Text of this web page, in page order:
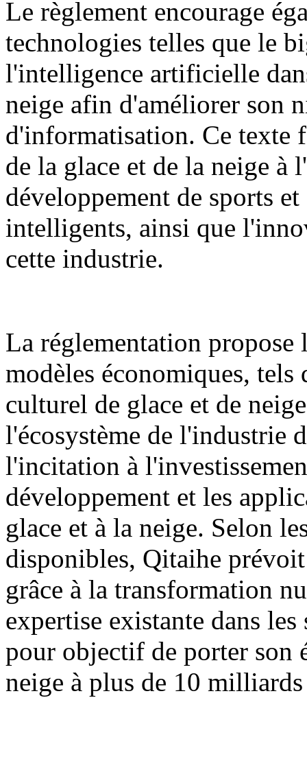
Le règlement encourage
technologies telles que le
l'intelligence artificielle
neige afin d'améliorer son
d'informatisation. Ce texte
de la glace et de la neige à
développement de sports
intelligents, ainsi que
cette industrie.
La réglementation propose
modèles économiques,
culturel de glace et de
l'écosystème de l'industrie
l'incitation à
développement et les
glace et à la neige. Selon
disponibles, Qitaihe
grâce à la transformation
expertise existante dans
pour objectif de porter son
neige à plus de 10